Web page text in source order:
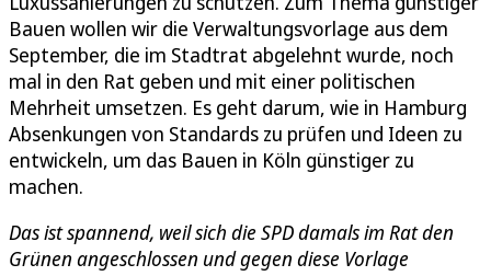
Bauen wollen wir die Verwaltungsvorlage aus dem
September, die im Stadtrat abgelehnt wurde, noch
mal in den Rat geben und mit einer politischen
Mehrheit umsetzen. Es geht darum, wie in Hamburg
Absenkungen von Standards zu prüfen und Ideen zu
entwickeln, um das Bauen in Köln günstiger zu
machen.
Das ist spannend, weil sich die SPD damals im Rat den
Grünen angeschlossen und gegen diese Vorlage